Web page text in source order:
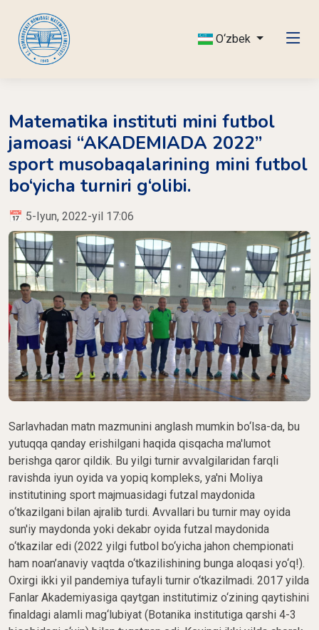
O‘zbek
Matematika instituti mini futbol
jamoasi “AKADEMIADA 2022”
sport musobaqalarining mini futbol
bo‘yicha turniri g‘olibi.
📅 5-Iyun, 2022-yil 17:06
Sarlavhadan matn mazmunini anglash mumkin bo‘lsa-da, bu
yutuqqa qanday erishilgani haqida qisqacha ma'lumot
berishga qaror qildik. Bu yilgi turnir avvalgilaridan farqli
ravishda iyun oyida va yopiq kompleks, ya'ni Moliya
institutining sport majmuasidagi futzal maydonida
o‘tkazilgani bilan ajralib turdi. Avvallari bu turnir may oyida
sun'iy maydonda yoki dekabr oyida futzal maydonida
o‘tkazilar edi (2022 yilgi futbol bo‘yicha jahon chempionati
ham noan’anaviy vaqtda o‘tkazilishining bunga aloqasi yo‘q!).
Oxirgi ikki yil pandemiya tufayli turnir o‘tkazilmadi. 2017 yilda
Fanlar Akademiyasiga qaytgan institutimiz o‘zining qaytishini
finaldagi alamli mag‘lubiyat (Botanika institutiga qarshi 4-3